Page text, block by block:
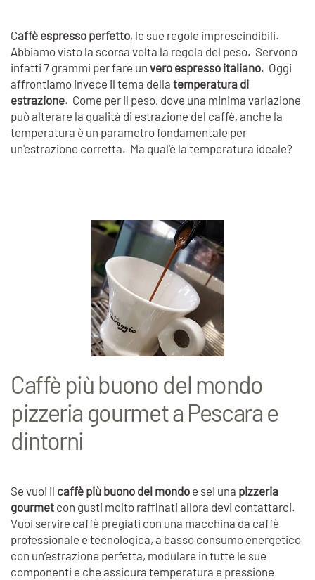
Caffè espresso perfetto, le sue regole imprescindibili.
Abbiamo visto la scorsa volta la regola del peso. Servono
infatti 7 grammi per fare un vero espresso italiano. Oggi
affrontiamo invece il tema della temperatura di
estrazione. Come per il peso, dove una minima variazione
può alterare la qualità di estrazione del caffè, anche la
temperatura è un parametro fondamentale per
un'estrazione corretta. Ma qual'è la temperatura ideale?
Caffè più buono del mondo
pizzeria gourmet a Pescara e
dintorni
Se vuoi il caffè più buono del mondo e sei una pizzeria
gourmet con gusti molto raffinati allora devi contattarci.
Vuoi servire caffè pregiati con una macchina da caffè
professionale e tecnologica, a basso consumo energetico
con un’estrazione perfetta, modulare in tutte le sue
componenti e che assicura temperatura e pressione